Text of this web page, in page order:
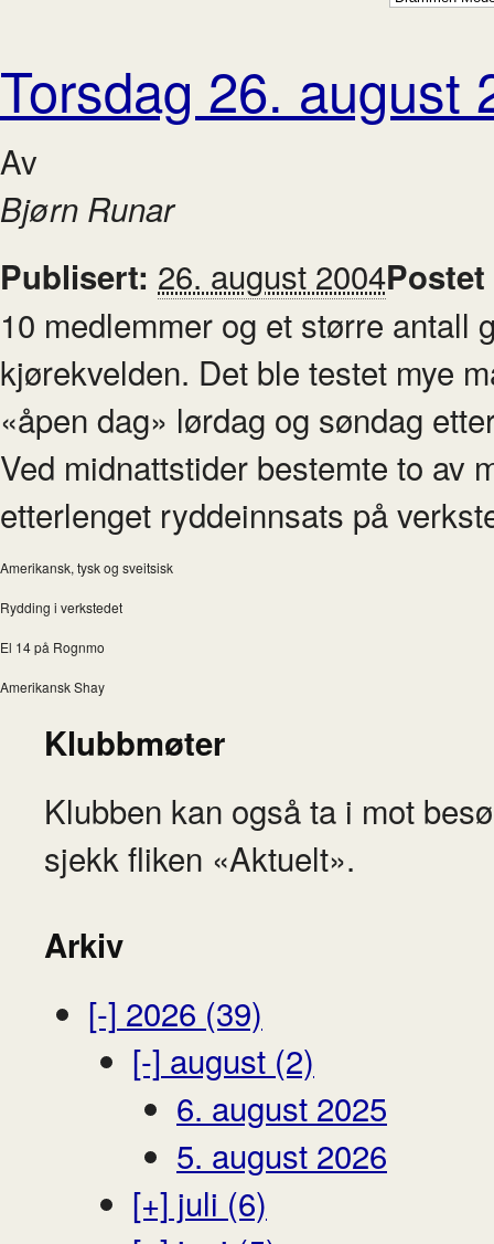
Torsdag 26. august
Av
Bjørn Runar
Publisert: 26. august 2004
10 medlemmer og et større antall
kjørekvelden. Det ble testet mye
«åpen dag» lørdag og søndag
Ved midnattstider bestemte to av
etterlenget ryddeinnsats på
Amerikansk, tysk og sveitsisk
Rydding i verkstedet
El 14 på Rognmo
Amerikansk Shay
Klubbmøter
Klubben kan også ta i mot
sjekk fliken «Aktuelt».
Arkiv
[-] 2026 (39)
[-] august (2)
6. august 2025
5. august 2026
[+] juli (6)